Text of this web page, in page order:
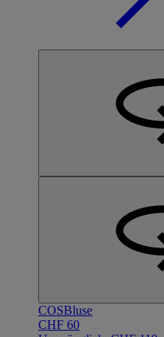
COSBluse
CHF 60